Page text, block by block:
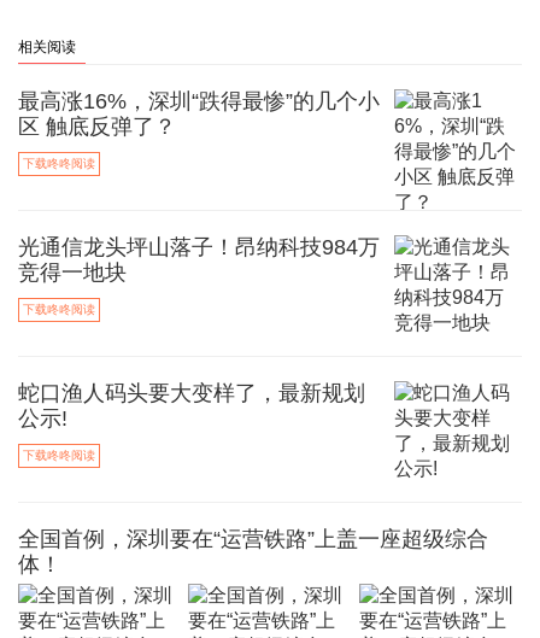
相关阅读
最高涨16%，深圳“跌得最惨”的几个小
区 触底反弹了？
下载咚咚阅读
光通信龙头坪山落子！昂纳科技984万
竞得一地块
下载咚咚阅读
蛇口渔人码头要大变样了，最新规划
公示!
下载咚咚阅读
全国首例，深圳要在“运营铁路”上盖一座超级综合
体！